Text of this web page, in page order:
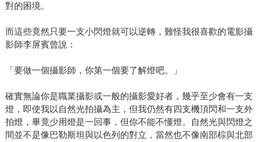
對的困境。
而這些竟然只要一支小閃燈就可以逆轉，難怪我很喜歡的電影攝
影師李屏賓曾說：
「要做一個攝影師，你第一個要了解燈吧。」
確實無論你是職業攝影或一般的攝影愛好者，幾乎至少會有一支
燈，即使我以自然光拍攝為主，但我仍然有四支機頂閃和一支外
拍燈，畢竟少用燈是一回事，但你不能不懂燈。自然光與閃燈之
間並不是像巴勒斯坦與以色列的對立，當然也不像南部棕與北部